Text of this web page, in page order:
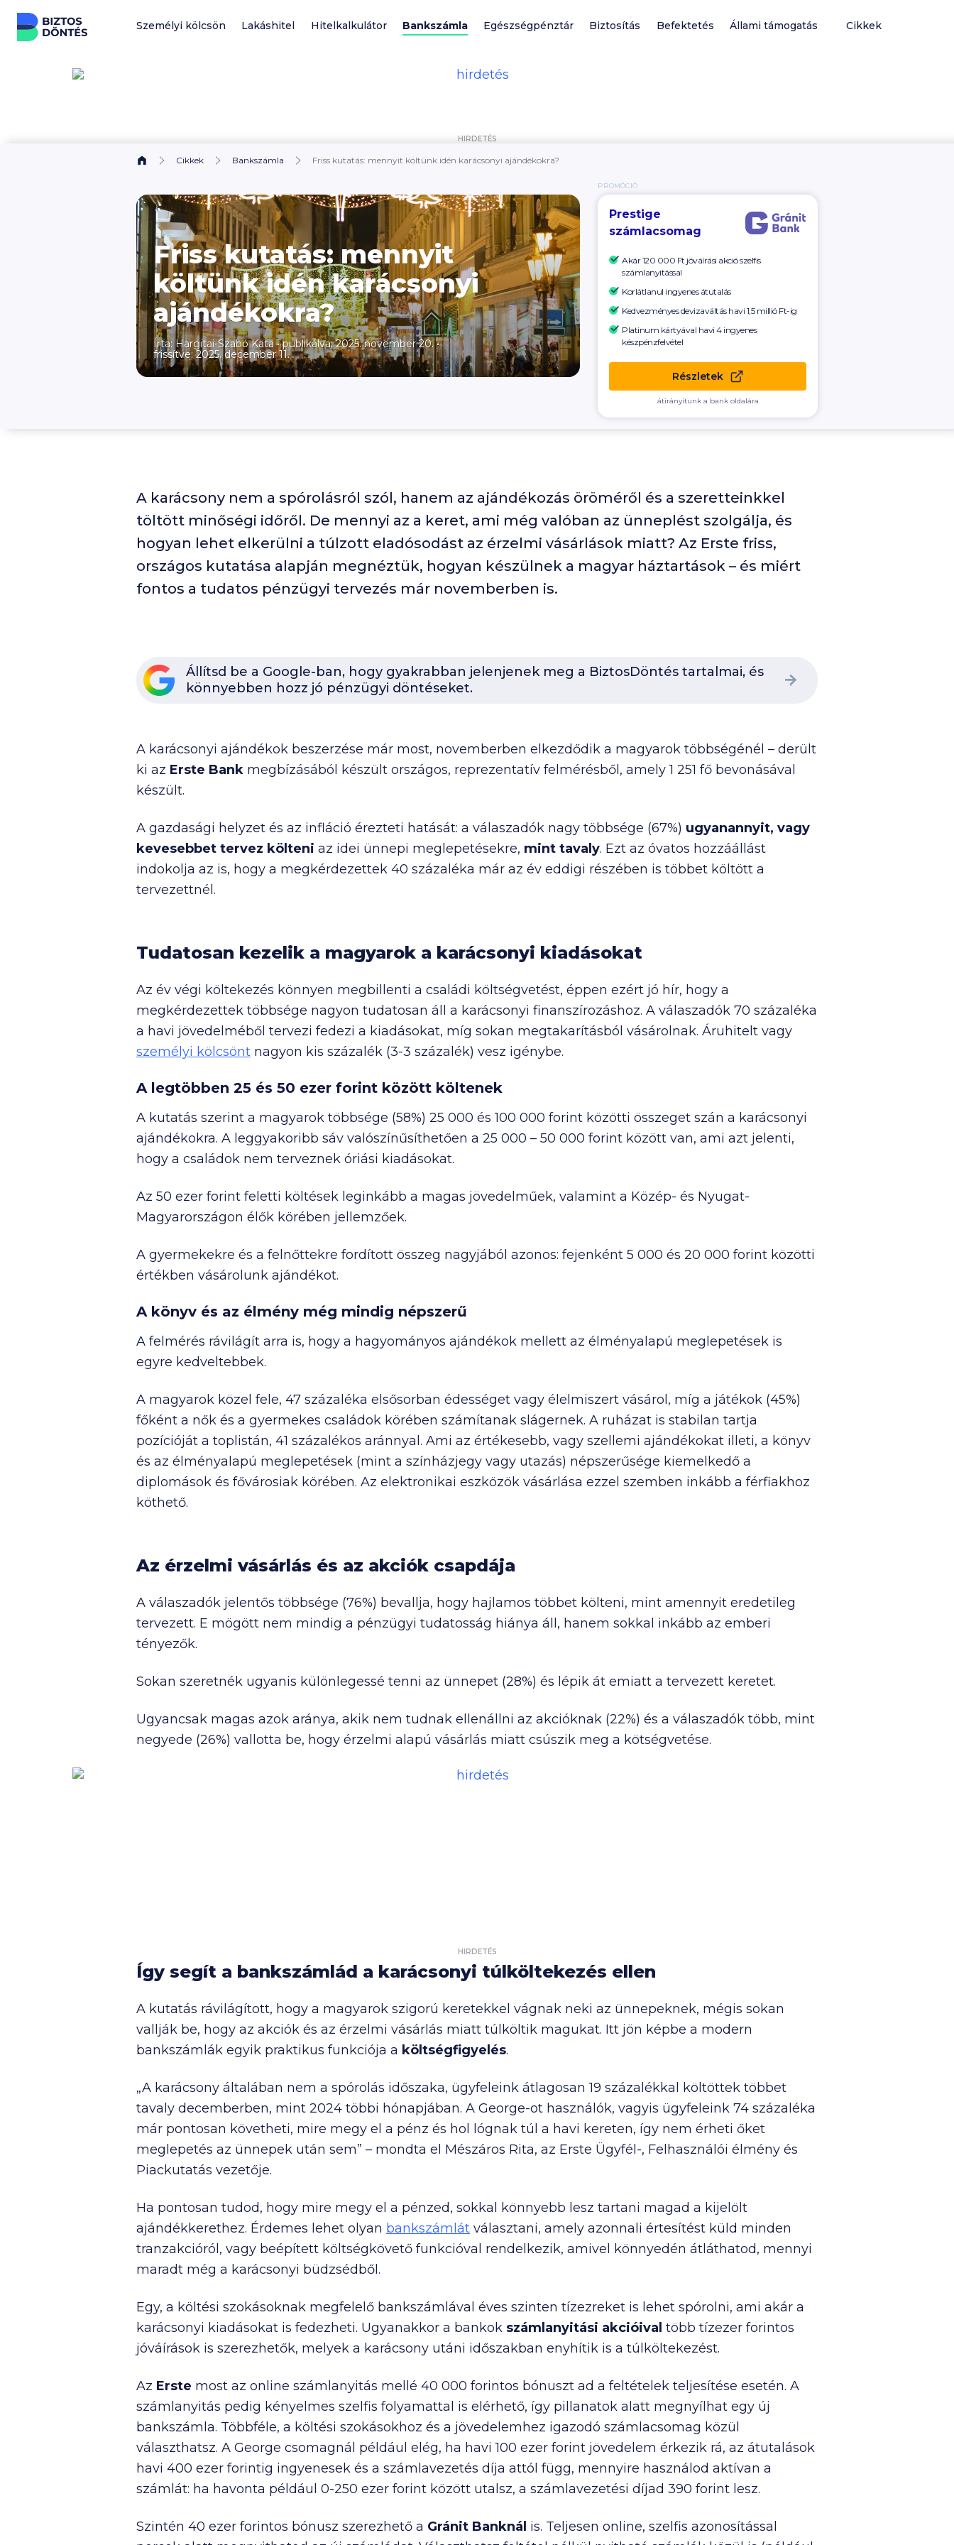
Ugrás a tartalomhoz
Személyi kölcsön Lakáshitel Hitelkalkulátor Bankszámla Egészségpénztár Biztosítás Befektetés Állami támogatás Cikkek
HIRDETÉS
Cikkek Bankszámla Friss kutatás: mennyit költünk idén karácsonyi ajándékokra?
Friss kutatás: mennyit
költünk idén karácsonyi
ajándékokra?
Írta: Hargitai-Szabó Kata•publikálva: 2025. november 20.•
frissítve: 2025. december 11.
PROMÓCIÓ
Prestige
számlacsomag
Akár 120 000 Ft jóváírási akció szelfis
számlanyitással
Korlátlanul ingyenes átutalás
Kedvezményes devizaváltás havi 1,5 millió Ft-ig
Platinum kártyával havi 4 ingyenes
készpénzfelvétel
Részletek
átirányítunk a bank oldalára
A karácsony nem a spórolásról szól, hanem az ajándékozás öröméről és a szeretteinkkel
töltött minőségi időről. De mennyi az a keret, ami még valóban az ünneplést szolgálja, és
hogyan lehet elkerülni a túlzott eladósodást az érzelmi vásárlások miatt? Az Erste friss,
országos kutatása alapján megnéztük, hogyan készülnek a magyar háztartások – és miért
fontos a tudatos pénzügyi tervezés már novemberben is.
Állítsd be a Google-ban, hogy gyakrabban jelenjenek meg a BiztosDöntés tartalmai, és
könnyebben hozz jó pénzügyi döntéseket.
A karácsonyi ajándékok beszerzése már most, novemberben elkezdődik a magyarok többségénél – derült
ki az Erste Bank megbízásából készült országos, reprezentatív felmérésből, amely1 251 fő bevonásával
készült.
A gazdasági helyzet és az infláció érezteti hatását: a válaszadók nagy többsége (67%) ugyanannyit, vagy
kevesebbet tervez költeni az idei ünnepi meglepetésekre, mint tavaly. Ezt az óvatos hozzáállást
indokolja az is, hogy a megkérdezettek 40 százaléka már az év eddigi részében is többet költött a
tervezettnél.
Tudatosan kezelik a magyarok a karácsonyi kiadásokat
Az év végi költekezés könnyen megbillenti a családi költségvetést, éppen ezért jó hír, hogy a
megkérdezettek többsége nagyon tudatosan áll a karácsonyi finanszírozáshoz. A válaszadók 70 százaléka
a havi jövedelméből tervezi fedezi a kiadásokat, míg sokan megtakarításból vásárolnak. Áruhitelt vagy
személyi kölcsönt nagyon kis százalék (3-3 százalék) vesz igénybe.
A legtöbben 25 és 50 ezer forint között költenek
A kutatás szerint a magyarok többsége (58%) 25 000 és100 000 forint közötti összeget szán a karácsonyi
ajándékokra. A leggyakoribb sáv valószínűsíthetően a 25 000 – 50 000 forint között van, ami azt jelenti,
hogy a családok nem terveznek óriási kiadásokat.
Az 50 ezer forint feletti költések leginkább a magas jövedelműek, valamint a Közép- és Nyugat-
Magyarországon élők körében jellemzőek.
A gyermekekre és a felnőttekre fordított összeg nagyjából azonos: fejenként 5 000 és 20 000 forint közötti
értékben vásárolunk ajándékot.
A könyv és az élmény még mindig népszerű
A felmérés rávilágít arra is, hogy a hagyományos ajándékok mellett az élményalapú meglepetések is
egyre kedveltebbek.
A magyarok közel fele, 47 százaléka elsősorban édességet vagy élelmiszert vásárol, míg a játékok (45%)
főként a nők és a gyermekes családok körében számítanak slágernek. A ruházat is stabilan tartja
pozícióját a toplistán, 41 százalékos aránnyal. Ami az értékesebb, vagy szellemi ajándékokat illeti, a könyv
és az élményalapú meglepetések (mint a színházjegy vagy utazás) népszerűsége kiemelkedő a
diplomások és fővárosiak körében. Az elektronikai eszközök vásárlása ezzel szemben inkább a férfiakhoz
köthető.
Az érzelmi vásárlás és az akciók csapdája
A válaszadók jelentős többsége (76%) bevallja, hogy hajlamos többet költeni, mint amennyit eredetileg
tervezett. E mögött nem mindig a pénzügyi tudatosság hiánya áll, hanem sokkal inkább az emberi
tényezők.
Sokan szeretnék ugyanis különlegessé tenni az ünnepet (28%) és lépik át emiatt a tervezett keretet.
Ugyancsak magas azok aránya, akik nem tudnak ellenállni az akcióknak (22%) és a válaszadók több, mint
negyede (26%) vallotta be, hogy érzelmi alapú vásárlás miatt csúszik meg a kötségvetése.
HIRDETÉS
Így segít a bankszámlád a karácsonyi túlköltekezés ellen
A kutatás rávilágított, hogy a magyarok szigorú keretekkel vágnak neki az ünnepeknek, mégis sokan
vallják be, hogy az akciók és az érzelmi vásárlás miatt túlköltik magukat. Itt jön képbe a modern
bankszámlák egyik praktikus funkciója a költségfigyelés.
„A karácsony általában nem a spórolás időszaka, ügyfeleink átlagosan 19 százalékkal költöttek többet
tavaly decemberben, mint 2024 többi hónapjában. A George-ot használók, vagyis ügyfeleink 74 százaléka
már pontosan követheti, mire megy el a pénz és hol lógnak túl a havi kereten, így nem érheti őket
meglepetés az ünnepek után sem” – mondta el Mészáros Rita, az Erste Ügyfél-, Felhasználói élmény és
Piackutatás vezetője.
Ha pontosan tudod, hogy mire megy el a pénzed, sokkal könnyebb lesz tartani magad a kijelölt
ajándékkerethez. Érdemes lehet olyan bankszámlát választani, amely azonnali értesítést küld minden
tranzakcióról, vagy beépített költségkövető funkcióval rendelkezik, amivel könnyedén átláthatod, mennyi
maradt még a karácsonyi büdzsédből.
Egy, a költési szokásoknak megfelelő bankszámlával éves szinten tízezreket is lehet spórolni, ami akár a
karácsonyi kiadásokat is fedezheti. Ugyanakkor a bankok számlanyitási akcióival több tízezer forintos
jóváírások is szerezhetők, melyek a karácsony utáni időszakban enyhítik is a túlköltekezést.
Az Erste most az online számlanyitás mellé 40 000 forintos bónuszt ad a feltételek teljesítése esetén. A
számlanyitás pedig kényelmes szelfis folyamattal is elérhető, így pillanatok alatt megnyílhat egy új
bankszámla. Többféle, a költési szokásokhoz és a jövedelemhez igazodó számlacsomag közül
választhatsz. A George csomagnál például elég, ha havi100 ezer forint jövedelem érkezik rá, az átutalások
havi 400 ezer forintig ingyenesek és a számlavezetés díja attól függ, mennyire használod aktívan a
számlát: ha havonta például 0-250 ezer forint között utalsz, a számlavezetési díjad 390 forint lesz.
Szintén 40 ezer forintos bónusz szerezhető a Gránit Banknál is. Teljesen online, szelfis azonosítással